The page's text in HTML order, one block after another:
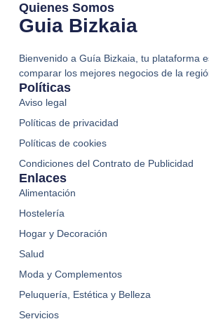
Quienes Somos
Guia Bizkaia
Bienvenido a Guía Bizkaia, tu plataforma
comparar los mejores negocios de la
Enlaces
Alimentación
Hostelería
Hogar y Decoración
Salud
Moda y Complementos
Peluquería, Estética y Belleza
Servicios
Políticas
Aviso legal
Políticas de privacidad
Políticas de cookies
Condiciones del Contrato de Publicidad